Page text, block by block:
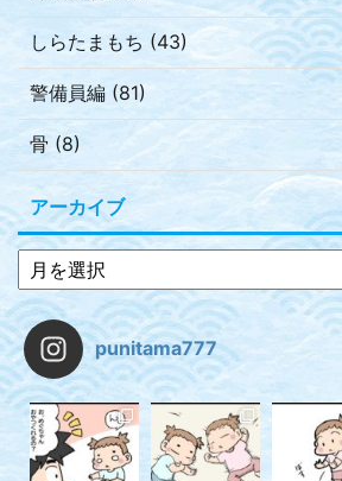
しらたまもち (43)
警備員編 (81)
骨 (8)
アーカイブ
punitama777